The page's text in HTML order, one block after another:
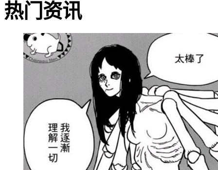
热门资讯